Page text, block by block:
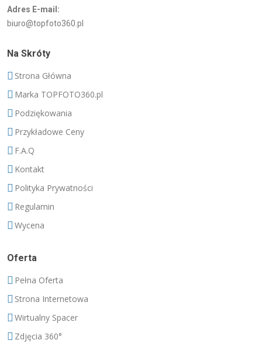
Adres E-mail:
biuro@topfoto360.pl
Na Skróty
Strona Główna
Marka TOPFOTO360.pl
Podziękowania
Przykładowe Ceny
F.A.Q
Kontakt
Polityka Prywatności
Regulamin
Wycena
Oferta
Pełna Oferta
Strona Internetowa
Wirtualny Spacer
Zdjęcia 360°